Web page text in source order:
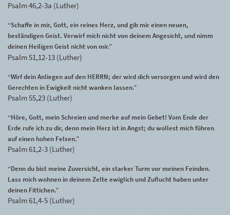
Psalm 46,2-3a (Luther)
“Schaffe in mir, Gott, ein reines Herz, und gib mir einen neuen,
beständigen Geist. Verwirf mich nicht von deinem Angesicht, und nimm
deinen Heiligen Geist nicht von mir.”
Psalm 51,12-13 (Luther)
“Wirf dein Anliegen auf den HERRN; der wird dich versorgen und wird den
Gerechten in Ewigkeit nicht wanken lassen.”
Psalm 55,23 (Luther)
“Höre, Gott, mein Schreien und merke auf mein Gebet! Vom Ende der
Erde rufe ich zu dir, denn mein Herz ist in Angst; du wollest mich führen
auf einen hohen Felsen.”
Psalm 61,2-3 (Luther)
“Denn du bist meine Zuversicht, ein starker Turm vor meinen Feinden.
Lass mich wohnen in deinem Zelte ewiglich und Zuflucht haben unter
deinen Fittichen.”
Psalm 61,4-5 (Luther)